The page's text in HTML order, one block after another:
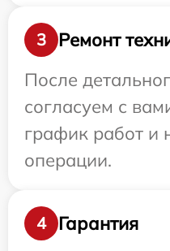
3
Ремонт
После
согласуем с
график работ и
операции.
4
Гарантия